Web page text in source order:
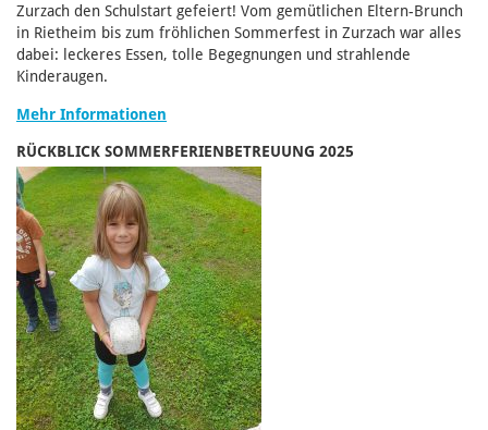
Zurzach den Schulstart gefeiert! Vom gemütlichen Eltern-Brunch
in Rietheim bis zum fröhlichen Sommerfest in Zurzach war alles
dabei: leckeres Essen, tolle Begegnungen und strahlende
Kinderaugen.
Mehr Informationen
RÜCKBLICK SOMMERFERIENBETREUUNG 2025